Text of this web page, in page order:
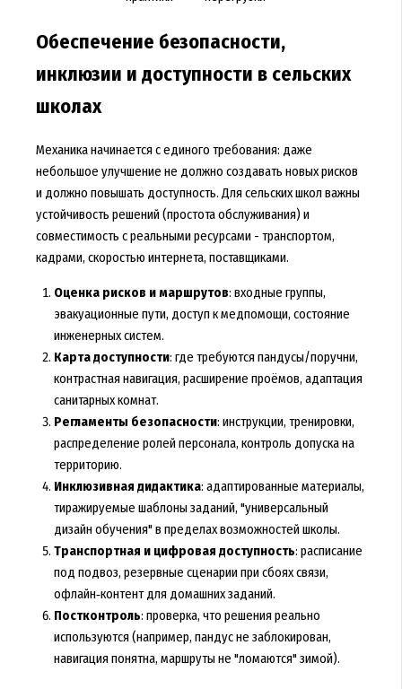
Обеспечение безопасности,
инклюзии и доступности в сельских
школах
Механика начинается с единого требования: даже
небольшое улучшение не должно создавать новых рисков
и должно повышать доступность. Для сельских школ важны
устойчивость решений (простота обслуживания) и
совместимость с реальными ресурсами - транспортом,
кадрами, скоростью интернета, поставщиками.
Оценка рисков и маршрутов: входные группы,
эвакуационные пути, доступ к медпомощи, состояние
инженерных систем.
Карта доступности: где требуются пандусы/поручни,
контрастная навигация, расширение проёмов, адаптация
санитарных комнат.
Регламенты безопасности: инструкции, тренировки,
распределение ролей персонала, контроль допуска на
территорию.
Инклюзивная дидактика: адаптированные материалы,
тиражируемые шаблоны заданий, "универсальный
дизайн обучения" в пределах возможностей школы.
Транспортная и цифровая доступность: расписание
под подвоз, резервные сценарии при сбоях связи,
офлайн‑контент для домашних заданий.
Постконтроль: проверка, что решения реально
используются (например, пандус не заблокирован,
навигация понятна, маршруты не "ломаются" зимой).